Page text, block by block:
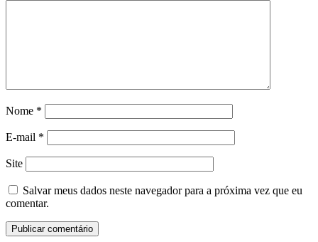
Nome *
E-mail *
Site
Salvar meus dados neste navegador para a próxima vez que eu
comentar.